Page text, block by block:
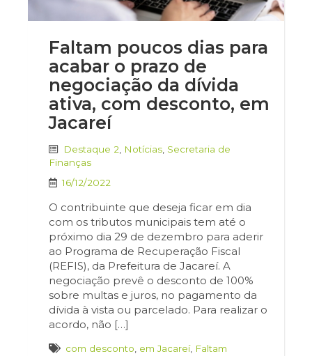
Faltam poucos dias para
acabar o prazo de
negociação da dívida
ativa, com desconto, em
Jacareí
Destaque 2 Notícias Secretaria de
Finanças
16/12/2022
O contribuinte que deseja ficar em dia
com os tributos municipais tem até o
próximo dia 29 de dezembro para aderir
ao Programa de Recuperação Fiscal
(REFIS), da Prefeitura de Jacareí. A
negociação prevê o desconto de 100%
sobre multas e juros, no pagamento da
dívida à vista ou parcelado. Para realizar o
acordo, não […]
com desconto em Jacareí, Faltam